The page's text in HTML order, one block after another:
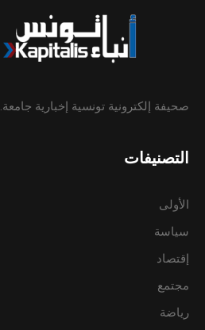
صحيفة إلكترونية تونسية إخبارية جامعة.
التصنيفات
الأولى
سياسة
إقتصاد
مجتمع
رياضة